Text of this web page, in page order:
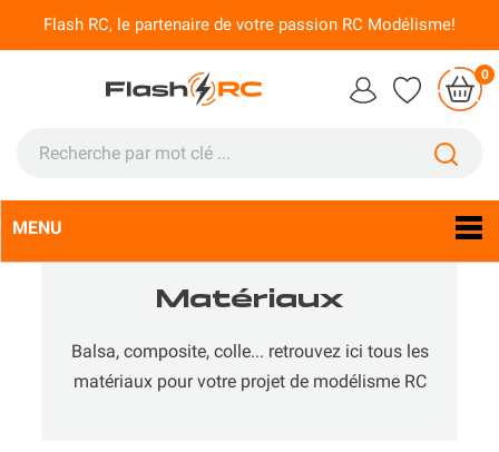
Flash RC, le partenaire de votre passion RC Modélisme!
0
MENU
Langue :
Matériaux
Balsa, composite, colle... retrouvez ici tous les
matériaux pour votre projet de modélisme RC